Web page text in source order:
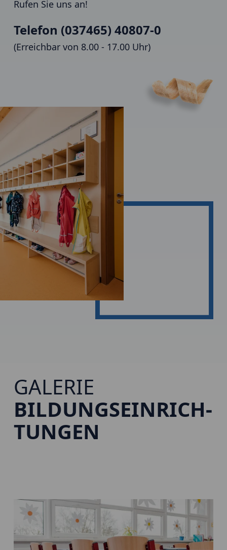
Rufen Sie uns an!
Telefon (037465) 40807-0
(Erreichbar von 8.00 - 17.00 Uhr)
GALERIE
BILDUNGS­EINRICH­
TUNGEN